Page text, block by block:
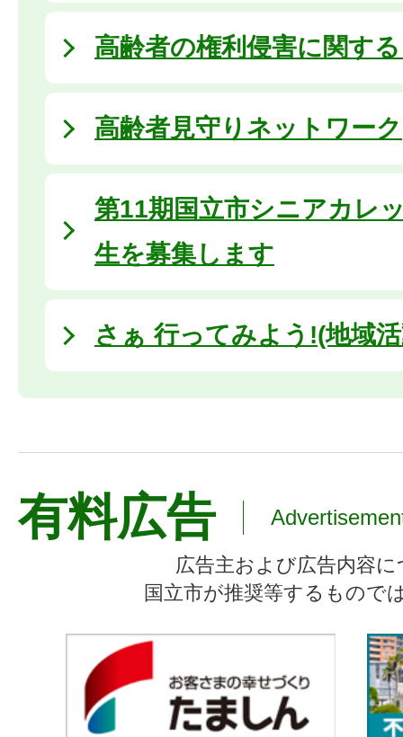
高齢者の権利侵害に関す
高齢者見守りネットワーク
第11期国立市シニアカレ
生を募集します
さぁ 行ってみよう!(地域
有料広告
広告主および広告内容
国立市が推奨等するもので